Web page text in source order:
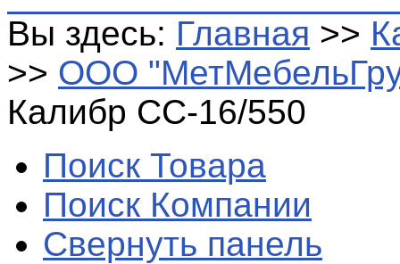
Вы здесь: Главная >>
>> ООО
Калибр СС-16/550
Поиск Товара
Поиск Компании
Свернуть панель